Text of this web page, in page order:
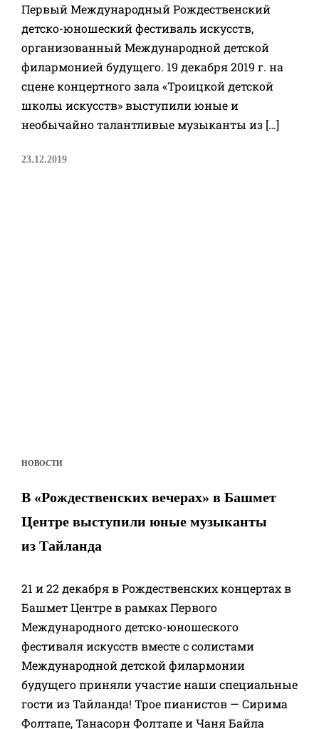
Первый Международный Рождественский
детско-юношеский фестиваль искусств,
организованный Международной детской
филармонией будущего. 19 декабря 2019 г. на
сцене концертного зала «Троицкой детской
школы искусств» выступили юные и
необычайно талантливые музыканты из […]
23.12.2019
НОВОСТИ
В «Рождественских вечерах» в Башмет
Центре выступили юные музыканты
из Тайланда
21 и 22 декабря в Рождественских концертах в
Башмет Центре в рамках Первого
Международного детско-юношеского
фестиваля искусств вместе с солистами
Международной детской филармонии
будущего приняли участие наши специальные
гости из Тайланда! Трое пианистов — Сирима
Фолтапе, Танасорн Фолтапе и Чаня Байла